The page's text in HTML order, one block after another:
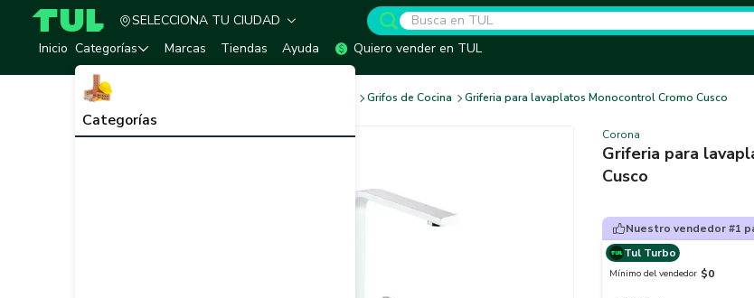
TUL - Tu Marketplace de Construcción
SELECCIONA TU CIUDAD
Inicio Categorías
Categorías
Marcas Tiendas Ayuda Quiero vender en TUL
Grifos de Cocina Griferia para lavaplatos Monocontrol Cromo Cusco
Corona
Griferia para
Cusco
Nuestro vendedor #1
Tul Turbo
Mínimo del vendedor $0